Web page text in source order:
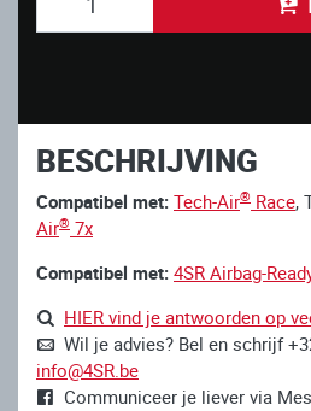
BESCHRIJVING
Compatibel met: Tech-Air® Race,
Air® 7x
Compatibel met: 4SR Airbag-
HIER vind je antwoorden op
Wil je advies? Bel en schrijf
info@4SR.be
Communiceer je liever via